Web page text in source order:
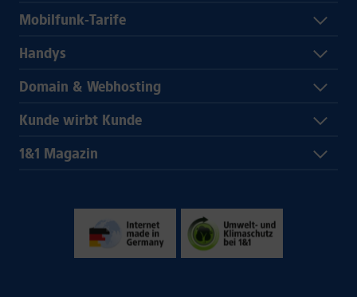
Mobilfunk-Tarife
Handys
Domain & Webhosting
Kunde wirbt Kunde
1&1 Magazin